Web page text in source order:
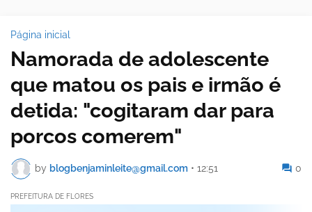
Página inicial
Namorada de adolescente
que matou os pais e irmão é
detida: "cogitaram dar para
porcos comerem"
by blogbenjaminleite@gmail.com • 12:51 0
PREFEITURA DE FLORES